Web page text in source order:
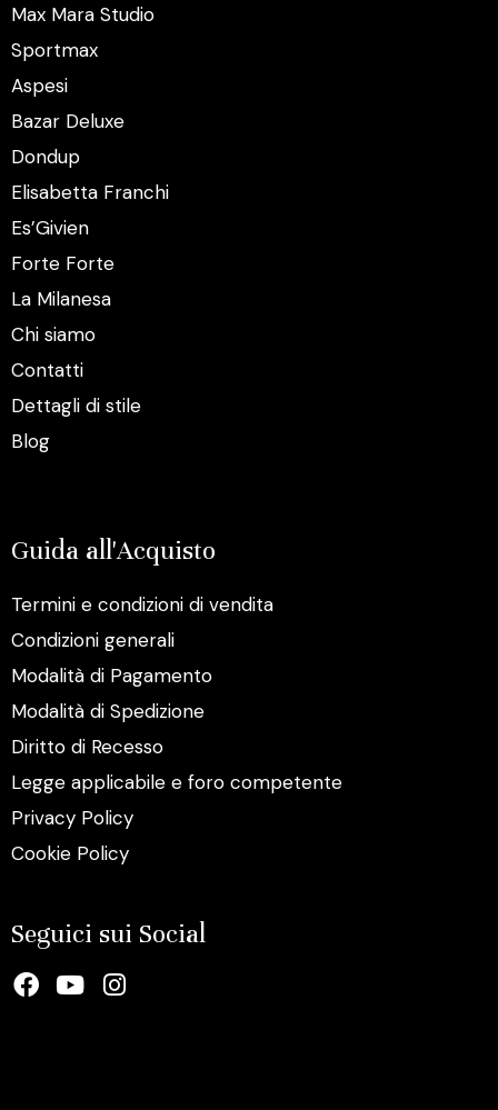
Max Mara Studio
Sportmax
Aspesi
Bazar Deluxe
Dondup
Elisabetta Franchi
Es’Givien
Forte Forte
La Milanesa
Chi siamo
Contatti
Dettagli di stile
Blog
Guida all'Acquisto
Termini e condizioni di vendita
Condizioni generali
Modalità di Pagamento
Modalità di Spedizione
Diritto di Recesso
Legge applicabile e foro competente
Privacy Policy
Cookie Policy
Seguici sui Social